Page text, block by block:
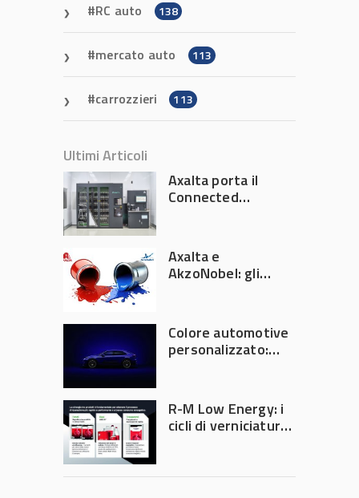
RC auto 138
mercato auto 113
carrozzieri 113
Ultimi Articoli
Axalta porta il
Connected
Automechanika
Frankfurt 2026
Axalta e
AkzoNobel: gli
Colore automotive
personalizzato:
diventa ingegneria
di precisione
R-M Low Energy: i
cicli di verniciatura
tempi e costi in